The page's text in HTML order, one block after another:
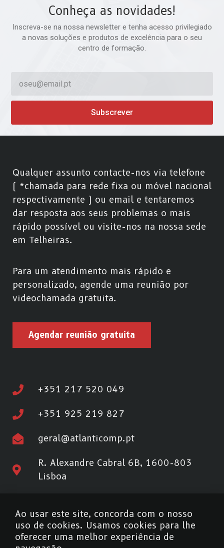
Conheça as novidades!
Inscreva-se na nossa newsletter e tenha acesso privilegiado
a novas soluções e produtos de excelência para o seu
centro de formação.
Subscrever
Qualquer assunto contacte-nos via telefone
( *chamada para rede fixa ou móvel nacional
respectivamente ) ou email e tentaremos
dar resposta aos seus problemas o mais
rápido possível ou visite-nos na nossa sede
em Telheiras.
Para um atendimento mais rápido e
personalizado, agende uma reunião por
videochamada gratuita.
Agendar reunião gratuita
+351 217 520 049
+351 925 219 827
geral@atlanticomp.pt
R. Alexandre Cabral 6B, 1600-803
Lisboa
Informação ao Consumidor
Ao usar este site, concorda com o nosso
uso de cookies. Usamos cookies para lhe
oferecer uma melhor experiência de